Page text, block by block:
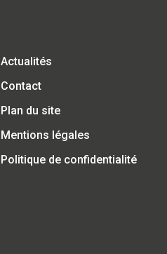
Actualités
Contact
Plan du site
Mentions légales
Politique de confidentialité